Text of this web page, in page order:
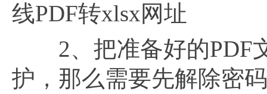
线PDF转xlsx网址
2、把准备好的PDF文
护，那么需要先解除密